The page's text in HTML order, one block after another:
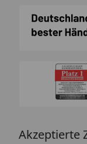
Akzeptierte